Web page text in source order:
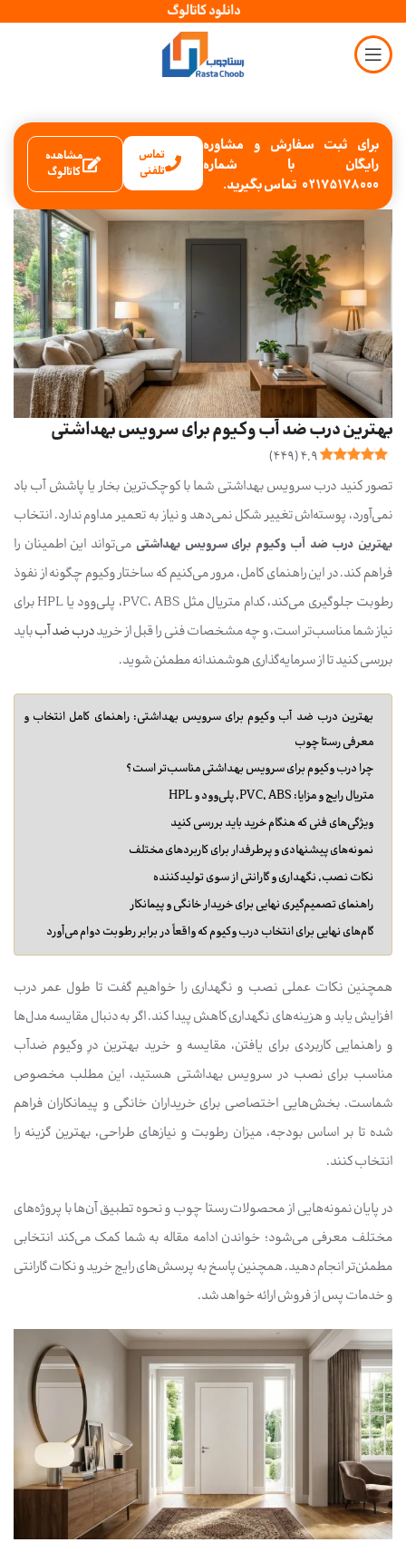
دانلود کاتالوگ
برای ثبت سفارش و مشاوره
رایگان با شماره
02175178000 تماس بگیرید.
تماس
تلفنی
مشاهده
کاتالوگ
بهترین درب ضد آب وکیوم برای سرویس بهداشتی
4.9
(
449
)
تصور کنید درب سرویس بهداشتی شما با کوچک‌ترین بخار یا پاشش آب باد
نمی‌آورد، پوسته‌اش تغییر شکل نمی‌دهد و نیاز به تعمیر مداوم ندارد. انتخاب
بهترین درب ضد آب وکیوم برای سرویس بهداشتی می‌تواند این اطمینان را
فراهم کند. در این راهنمای کامل، مرور می‌کنیم که ساختار وکیوم چگونه از نفوذ
رطوبت جلوگیری می‌کند، کدام متریال مثل PVC، ABS، پلی‌وود یا HPL برای
نیاز شما مناسب‌تر است، و چه مشخصات فنی را قبل از خریددرب ضد آبباید
بررسی کنید تا از سرمایه‌گذاری هوشمندانه مطمئن شوید.
بهترین درب ضد آب وکیوم برای سرویس بهداشتی: راهنمای کامل انتخاب و
معرفی رستا چوب
چرا درب وکیوم برای سرویس بهداشتی مناسب‌تر است؟
متریال رایج و مزایا: PVC، ABS، پلی‌وود و HPL
ویژگی‌های فنی که هنگام خرید باید بررسی کنید
نمونه‌های پیشنهادی و پرطرفدار برای کاربردهای مختلف
نکات نصب، نگهداری و گارانتی از سوی تولیدکننده
راهنمای تصمیم‌گیری نهایی برای خریدار خانگی و پیمانکار
گام‌های نهایی برای انتخاب درب وکیوم که واقعاً در برابر رطوبت دوام می‌آورد
همچنین نکات عملی نصب و نگهداری را خواهیم گفت تا طول عمر درب
افزایش یابد و هزینه‌های نگهداری کاهش پیدا کند. اگر به دنبال مقایسه مدل‌ها
و راهنمایی کاربردی برای یافتن، مقایسه و خرید بهترین درِ وکیوم ضدآب
مناسب برای نصب در سرویس بهداشتی هستید، این مطلب مخصوص
شماست. بخش‌هایی اختصاصی برای خریداران خانگی و پیمانکاران فراهم
شده تا بر اساس بودجه، میزان رطوبت و نیازهای طراحی، بهترین گزینه را
انتخاب کنند.
در پایان نمونه‌هایی از محصولات رستا چوب و نحوه تطبیق آن‌ها با پروژه‌های
مختلف معرفی می‌شود؛ خواندن ادامه مقاله به شما کمک می‌کند انتخابی
مطمئن‌تر انجام دهید. همچنین پاسخ به پرسش‌های رایج خرید و نکات گارانتی
و خدمات پس از فروش ارائه خواهد شد.